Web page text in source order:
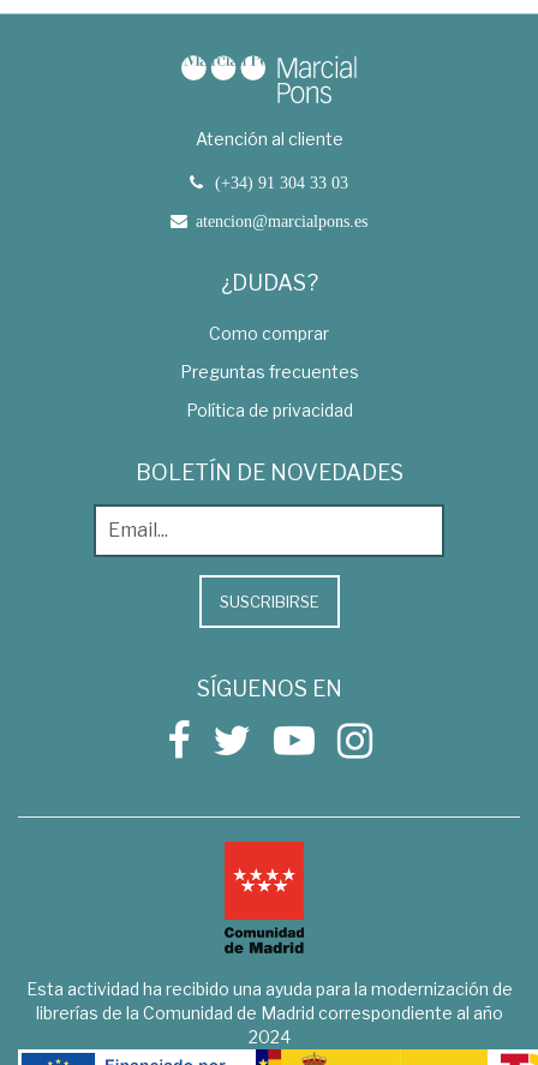
Atención al cliente
(+34) 91 304 33 03
atencion@marcialpons.es
¿DUDAS?
Como comprar
Preguntas frecuentes
Política de privacidad
BOLETÍN DE NOVEDADES
SUSCRIBIRSE
SÍGUENOS EN
Esta actividad ha recibido una ayuda para la modernización de
librerías de la Comunidad de Madrid correspondiente al año
2024